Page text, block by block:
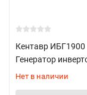
Кентавр ИБГ1900
Генератор
Нет в наличии